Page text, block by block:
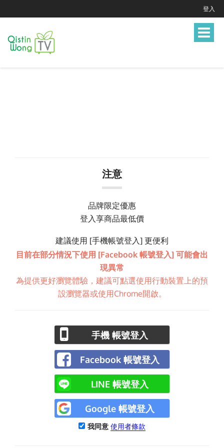
登入
Toggle
注意
品牌限定優惠
登入享商品最低價
建議使用 [手機帳號登入] 更便利
目前在部分情況下使用 [Facebook 帳號登入] 可能會出
現異常
為提供更好瀏覽體驗，建議可點選使用行動裝置上的預
設瀏覽器或使用Chrome開啟。
手機 帳號登入
Facebook 帳號登入
LINE 帳號登入
Google 帳號登入
我同意 使用者條款